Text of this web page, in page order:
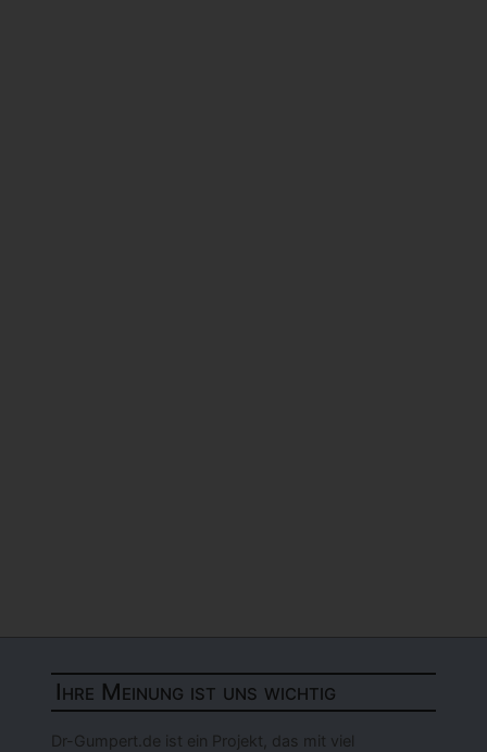
Ihre Meinung ist uns wichtig
Dr-Gumpert.de ist ein Projekt, das mit viel